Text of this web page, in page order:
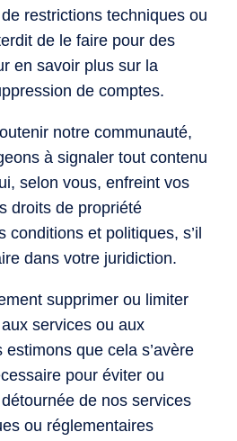
restrictions techniques ou
de le faire pour des
en savoir plus sur la
de comptes.
notre communauté,
à signaler tout contenu
selon vous, enfreint vos
droits de propriété
conditions et politiques, s’il
dans votre juridiction.
supprimer ou limiter
aux services ou aux
que cela s’avère
pour éviter ou
de nos services
ou réglementaires